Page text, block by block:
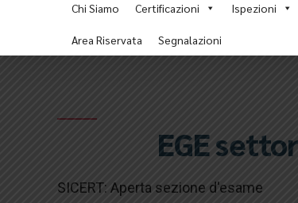
Chi Siamo Certificazioni Ispezioni
Area Riservata Segnalazioni
EGE
SICERT: Aperta sezione d'esame